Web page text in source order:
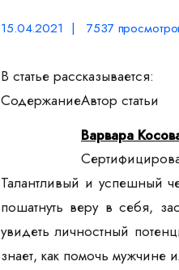
15.04.2021 | 7537
В статье рассказывается:
СодержаниеАвтор статьи
Варвара
Талантливый и успешный
пошатнуть веру в себя,
увидеть личностный
знает, как помочь